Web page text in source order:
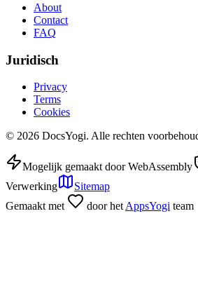
About
Contact
FAQ
Juridisch
Privacy
Terms
Cookies
© 2026 DocsYogi. Alle rechten
Mogelijk gemaakt door WebAssembly
Verwerking
Sitemap
Gemaakt met
door het AppsYogi team